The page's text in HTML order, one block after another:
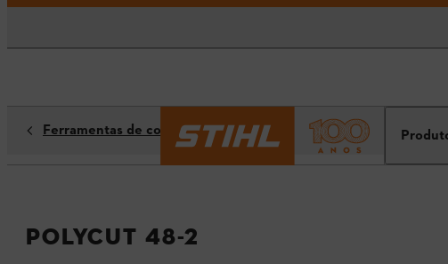
Ferramentas de corte
PolyCut 48-2